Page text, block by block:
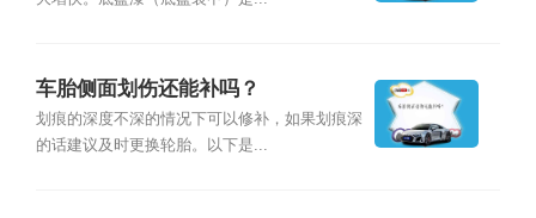
车胎侧面划伤还能补吗？
划痕的深度不深的情况下可以修补，如果划痕深
的话建议及时更换轮胎。以下是...